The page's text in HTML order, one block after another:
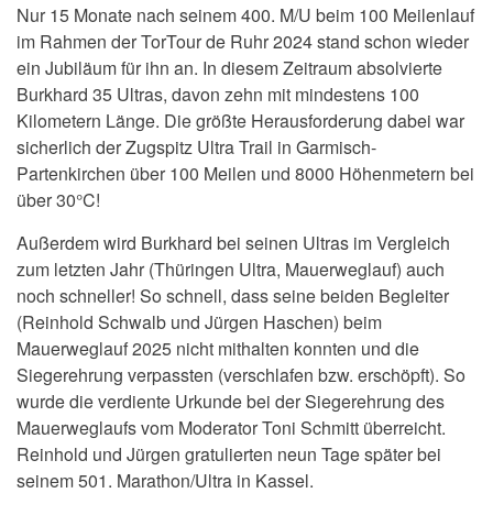
Nur 15 Monate nach seinem 400. M/U beim 100 Meilenlauf
im Rahmen der TorTour de Ruhr 2024 stand schon wieder
ein Jubiläum für ihn an. In diesem Zeitraum absolvierte
Burkhard 35 Ultras, davon zehn mit mindestens 100
Kilometern Länge. Die größte Herausforderung dabei war
sicherlich der Zugspitz Ultra Trail in Garmisch-
Partenkirchen über 100 Meilen und 8000 Höhenmetern bei
über 30°C!
Außerdem wird Burkhard bei seinen Ultras im Vergleich
zum letzten Jahr (Thüringen Ultra, Mauerweglauf) auch
noch schneller! So schnell, dass seine beiden Begleiter
(Reinhold Schwalb und Jürgen Haschen) beim
Mauerweglauf 2025 nicht mithalten konnten und die
Siegerehrung verpassten (verschlafen bzw. erschöpft). So
wurde die verdiente Urkunde bei der Siegerehrung des
Mauerweglaufs vom ModeratorToni Schmitt überreicht.
Reinhold und Jürgen gratulierten neun Tage später bei
seinem 501. Marathon/Ultra in Kassel.